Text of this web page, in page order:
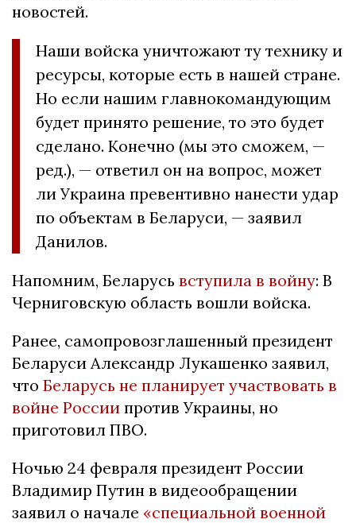
новостей.
Наши войска уничтожают ту технику и
ресурсы, которые есть в нашей стране.
Но если нашим главнокомандующим
будет принято решение, то это будет
сделано. Конечно (мы это сможем, —
ред.), — ответил он на вопрос, может
ли Украина превентивно нанести удар
по объектам в Беларуси, — заявил
Данилов.
Напомним, Беларусь вступила в войну: В
Черниговскую область вошли войска.
Ранее, самопровозглашенный президент
Беларуси Александр Лукашенко заявил,
что Беларусь не планирует участвовать в
войне России против Украины, но
приготовил ПВО.
Ночью 24 февраля президент России
Владимир Путин в видеообращении
заявил о начале «специальной военной